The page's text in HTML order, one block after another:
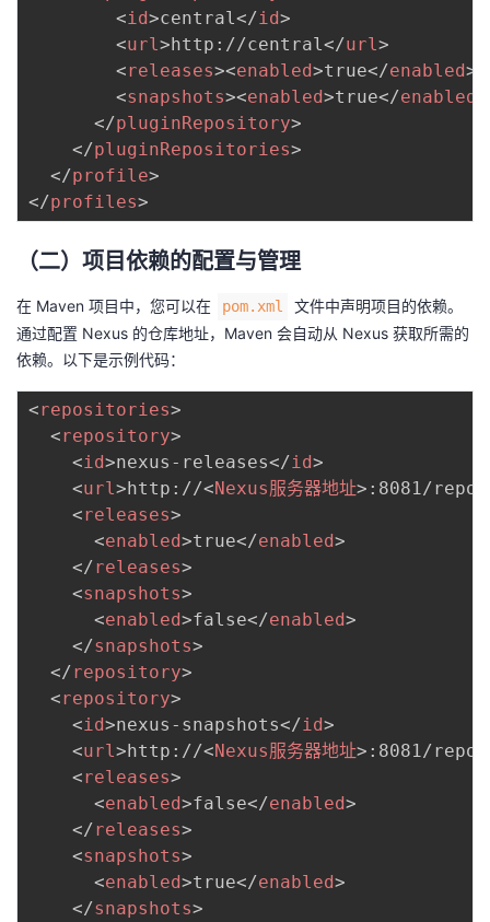
<id>central</id>
<url> http://central</url>
<releases><enabled>true</enabled>
<snapshots><enabled>true</enabled
</pluginRepository>
</pluginRepositories>
</profile>
</profiles>
（二）项目依赖的配置与管理
在 Maven 项目中，您可以在 pom.xml
文件中声明项目的依赖。
通过配置 Nexus 的仓库地址，Maven 会自动从 Nexus 获取所需的
依赖。以下是示例代码：
<repositories>
<repository>
<id>nexus-releases</id>
<url> http://<Nexus服务器地址> :8081/
<releases>
<enabled>true</enabled>
</releases>
<snapshots>
<enabled>false</enabled>
</snapshots>
</repository>
<repository>
<id>nexus-snapshots</id>
<url> http://<Nexus服务器地址> :8081/
<releases>
<enabled>false</enabled>
</releases>
<snapshots>
<enabled>true</enabled>
</snapshots>